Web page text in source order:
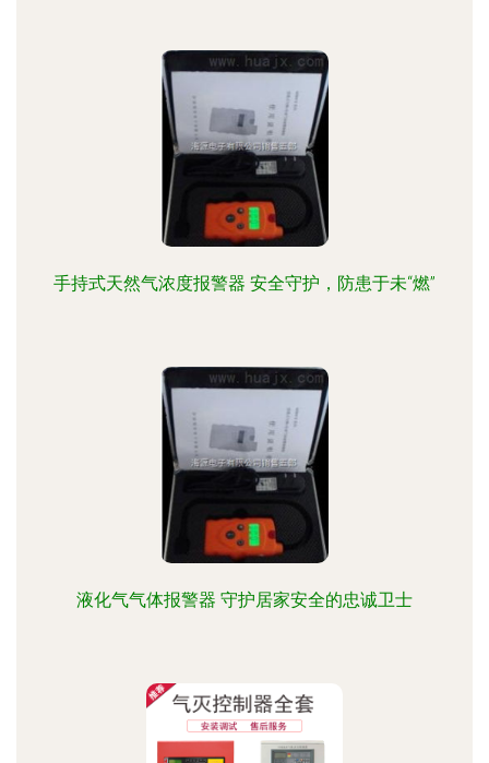
手持式天然气浓度报警器 安全守护，防患于未“燃”
液化气气体报警器 守护居家安全的忠诚卫士